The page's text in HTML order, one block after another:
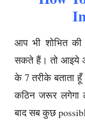
आप भी शोभित
सकते हैं। तो आइये
के 7 तरीके बताता
कठिन जरूर
बाद सब कुछ